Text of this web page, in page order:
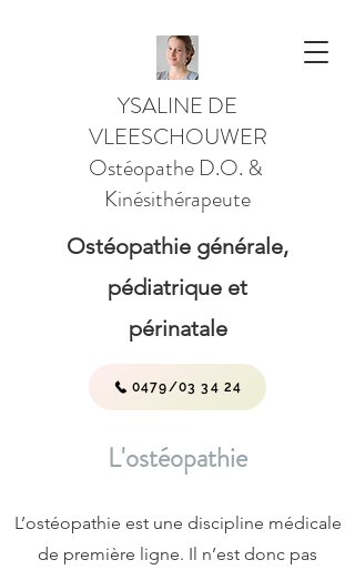
YSALINE DE
VLEESCHOUWER
Ostéopathe D.O. &
Kinésithérapeute
Ostéopathie générale,
pédiatrique et
périnatale
0479/03 34 24
L'ostéopathie
L’ostéopathie est une discipline médicale
de première ligne. Il n’est donc pas